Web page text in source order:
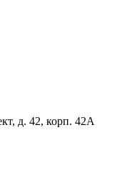
д. 42, корп. 42А